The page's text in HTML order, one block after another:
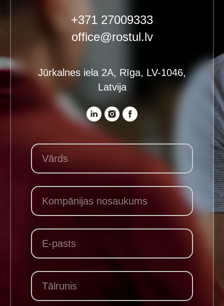
+371 27009333
office@rostul.lv
Jūrkalnes iela 2A, Rīga, LV-1046,
Latvija